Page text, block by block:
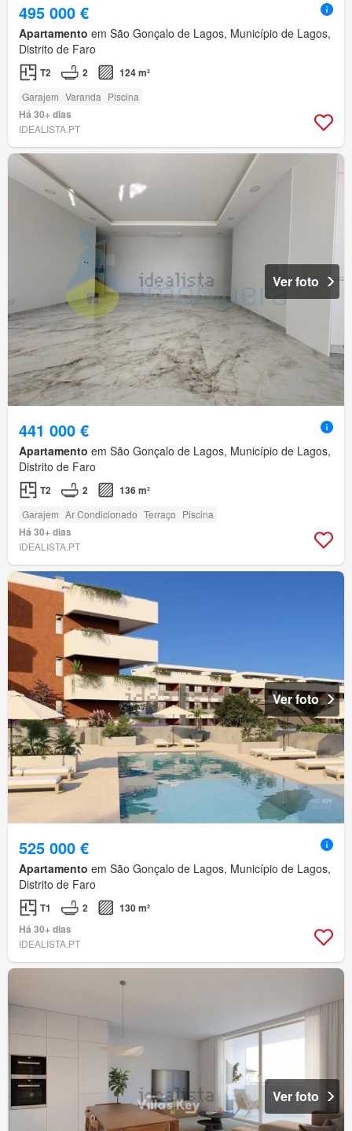
495 000 €
Apartamento em São Gonçalo de Lagos, Município de Lagos,
Distrito de Faro
T2 2 124 m²
Garajem Varanda Piscina
Há 30+ dias
IDEALISTA.PT
Ver foto
441 000 €
Apartamento em São Gonçalo de Lagos, Município de Lagos,
Distrito de Faro
T2 2 136 m²
Garajem Ar Condicionado Terraço Piscina
Há 30+ dias
IDEALISTA.PT
Ver foto
525 000 €
Apartamento em São Gonçalo de Lagos, Município de Lagos,
Distrito de Faro
T1 2
130 m²
Há 30+ dias
IDEALISTA.PT
Ver foto